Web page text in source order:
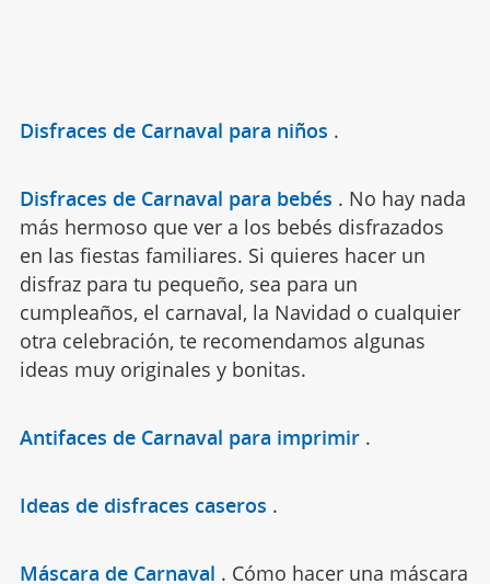
Disfraces de Carnaval para niños .
Disfraces de Carnaval para bebés . No hay nada
más hermoso que ver a los bebés disfrazados
en las fiestas familiares. Si quieres hacer un
disfraz para tu pequeño, sea para un
cumpleaños, el carnaval, la Navidad o cualquier
otra celebración, te recomendamos algunas
ideas muy originales y bonitas.
Antifaces de Carnaval para imprimir .
Ideas de disfraces caseros .
Máscara de Carnaval . Cómo hacer una máscara